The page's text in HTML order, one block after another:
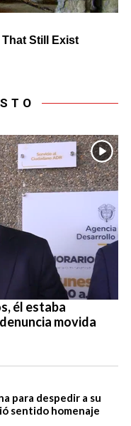
él estaba
movida
para despedir a su
sentido homenaje